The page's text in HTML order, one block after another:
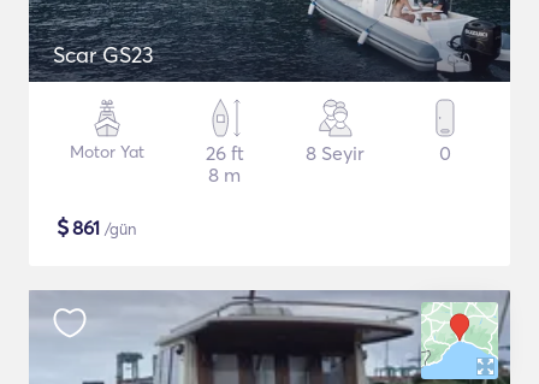
Scar GS23
Motor Yat
26 ft
8 m
8 Seyir 0
$861 /gün